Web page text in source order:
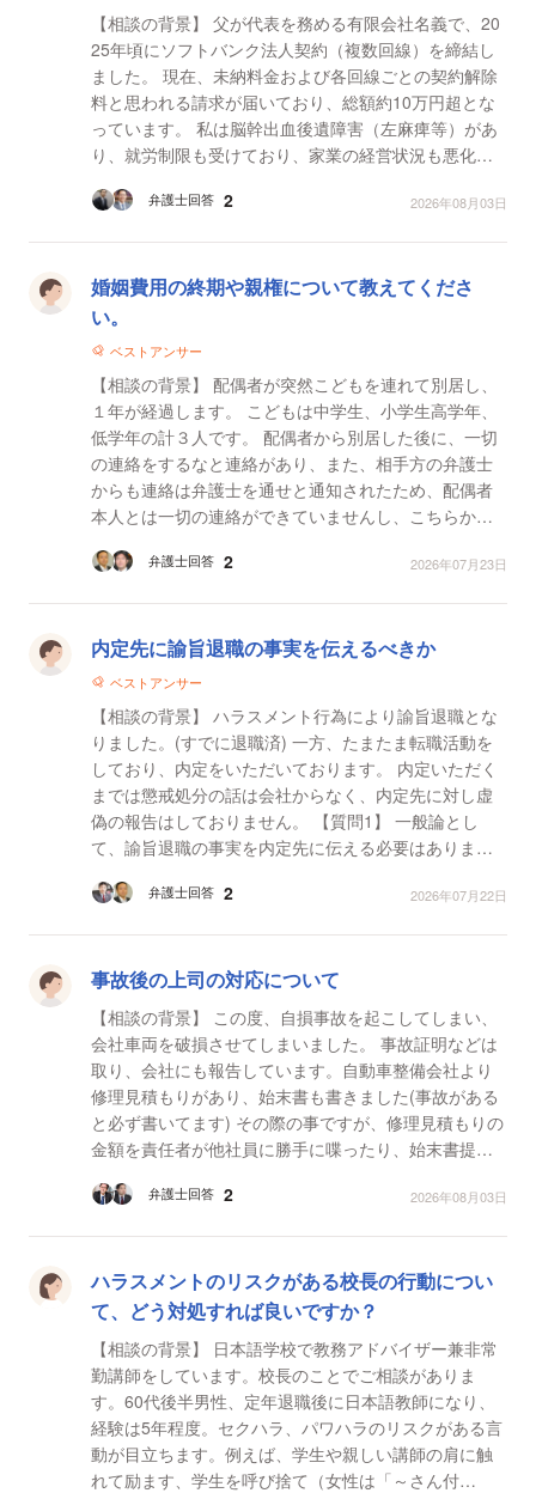
【相談の背景】 父が代表を務める有限会社名義で、20
25年頃にソフトバンク法人契約（複数回線）を締結し
ました。 現在、未納料金および各回線ごとの契約解除
料と思われる請求が届いており、総額約10万円超とな
っています。 私は脳幹出血後遺障害（左麻痺等）があ
り、就労制限も受けており、家業の経営状況も悪化し
弁護士回答 2 2026年08月03日
婚姻費用の終期や親権について教えてくださ
い。
ベストアンサー
【相談の背景】 配偶者が突然こどもを連れて別居し、
１年が経過します。 こどもは中学生、小学生高学年、
低学年の計３人です。 配偶者から別居した後に、一切
の連絡をするなと連絡があり、また、相手方の弁護士
からも連絡は弁護士を通せと通知されたため、配偶者
本人とは一切の連絡ができていませんし、こちらから
て...
弁護士回答 2 2026年07月23日
内定先に諭旨退職の事実を伝えるべきか
ベストアンサー
【相談の背景】 ハラスメント行為により諭旨退職とな
りました。(すでに退職済) 一方、たまたま転職活動を
しており、内定をいただいております。 内定いただく
までは懲戒処分の話は会社からなく、内定先に対し虚
偽の報告はしておりません。 【質問1】 一般論とし
て、諭旨退職の事実を内定先に伝える必要はあります
弁護士回答 2 2026年07月22日
事故後の上司の対応について
【相談の背景】 この度、自損事故を起こしてしまい、
会社車両を破損させてしまいました。 事故証明などは
取り、会社にも報告しています。自動車整備会社より
修理見積もりがあり、始末書も書きました(事故がある
と必ず書いてます) その際の事ですが、修理見積もりの
金額を責任者が他社員に勝手に喋ったり、始末書提出
て｣...
弁護士回答 2 2026年08月03日
ハラスメントのリスクがある校長の行動につい
て、どう対処すれば良いですか？
【相談の背景】 日本語学校で教務アドバイザー兼非常
勤講師をしています。校長のことでご相談がありま
す。60代後半男性、定年退職後に日本語教師になり、
経験は5年程度。セクハラ、パワハラのリスクがある言
動が目立ちます。例えば、学生や親しい講師の肩に触
れて励ます、学生を呼び捨て（女性は「～さん付